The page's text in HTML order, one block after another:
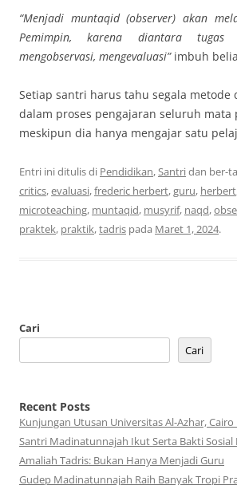
“Menjadi muntaqid (observer) akan
Pemimpin, karena diantara tugas
mengobservasi, mengevaluasi”imbuh
Setiap santri harus tahu segala metode
dalam proses pengajaran seluruh mata
meskipun dia hanya mengajar satu
Entri ini ditulis di Pendidikan,Santridan ber-
critics,evaluasi,frederic herbert,guru, herbert
microteaching, muntaqid, musyrif, naqd,
praktek, praktik,tadris pada Maret 1, 2024.
Cari
Cari
Recent Posts
Kunjungan Utusan Universitas Al-Azhar, Cairo
Santri Madinatunnajah Ikut Serta Bakti Sosial
Amaliah Tadris: Bukan Hanya Menjadi Guru
Gudep Madinatunnajah Raih Banyak Tropi